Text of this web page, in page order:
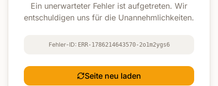
Ein unerwarteter Fehler ist aufgetreten. Wir
entschuldigen uns für die Unannehmlichkeiten.
Fehler-ID: ERR-1786214643570-2o1m2ygs6
Seite neu laden